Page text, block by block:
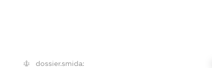
dossier.smida: